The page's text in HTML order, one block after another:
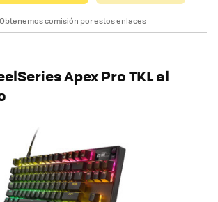
comisión por estos enlaces
Apex Pro TKL al